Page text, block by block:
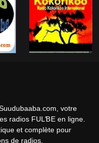
votre
radios FULƁE en ligne.
et complète pour
de radios.